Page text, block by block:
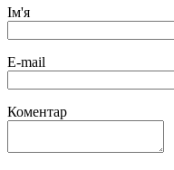
Ім'я
E-mail
Коментар